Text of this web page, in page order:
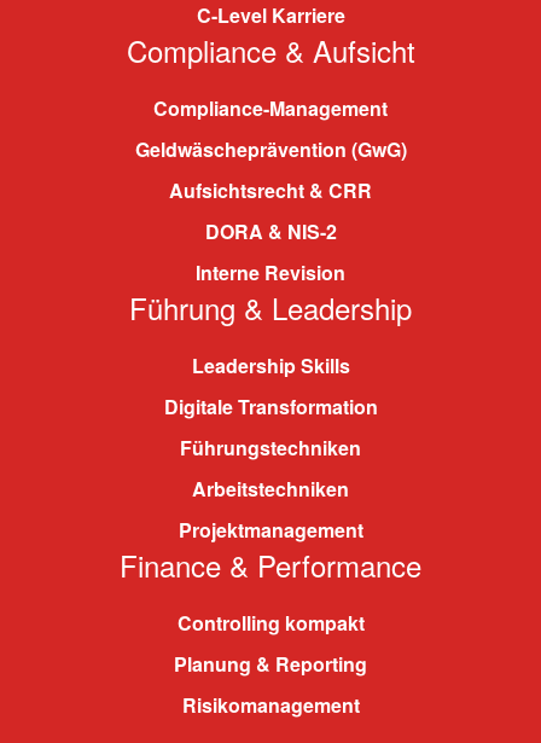
C-Level Karriere
Compliance & Aufsicht
Compliance-Management
Geldwäscheprävention (GwG)
Aufsichtsrecht & CRR
DORA & NIS-2
Interne Revision
Führung & Leadership
Leadership Skills
Digitale Transformation
Führungstechniken
Arbeitstechniken
Projektmanagement
Finance & Performance
Controlling kompakt
Planung & Reporting
Risikomanagement